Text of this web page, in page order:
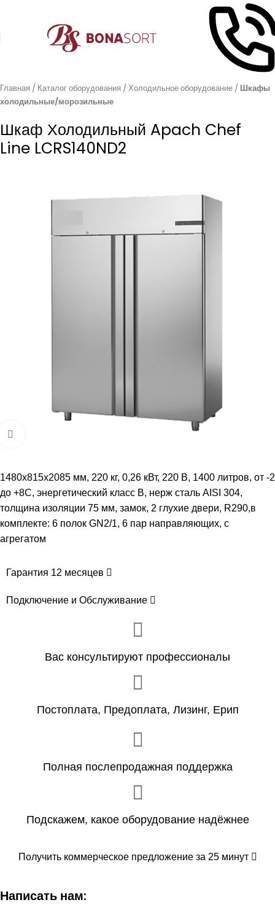
Главная Каталог оборудования Холодильное оборудование
Шкафы
холодильные/морозильные
Шкаф Холодильный Apach Chef
Line LCRS140ND2
1480х815х2085 мм, 220 кг, 0,26 кВт, 220 В, 1400 литров, от -2
до +8С, энергетический класс B, нерж сталь AISI 304,
толщина изоляции 75 мм, замок, 2 глухие двери, R290,в
комплекте: 6 полок GN2/1, 6 пар направляющих, с
агрегатом
Гарантия 12 месяцев
Подключение и Обслуживание
Вас консультируют профессионалы
Постоплата, Предоплата, Лизинг, Ерип
Полная послепродажная поддержка
Подскажем, какое оборудование надёжнее
Получить коммерческое предложение за 25 минут
Написать нам: